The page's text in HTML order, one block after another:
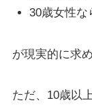
30歳女性な
が現実的に求
ただ、10歳以